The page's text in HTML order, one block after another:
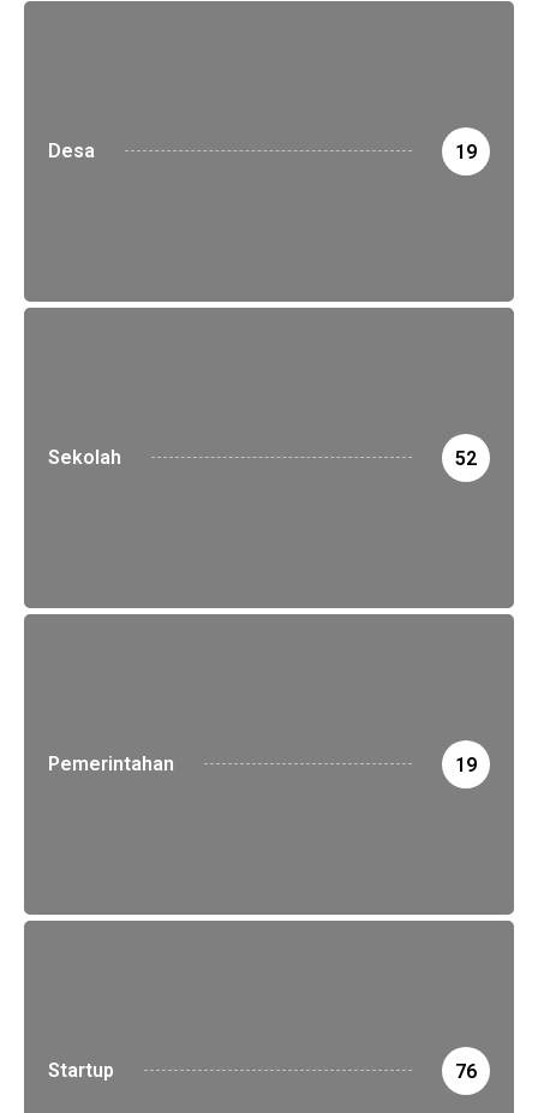
Desa 19
Sekolah 52
Pemerintahan 19
Startup 76